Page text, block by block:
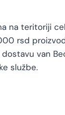
na teritoriji
rsd
van
službe.